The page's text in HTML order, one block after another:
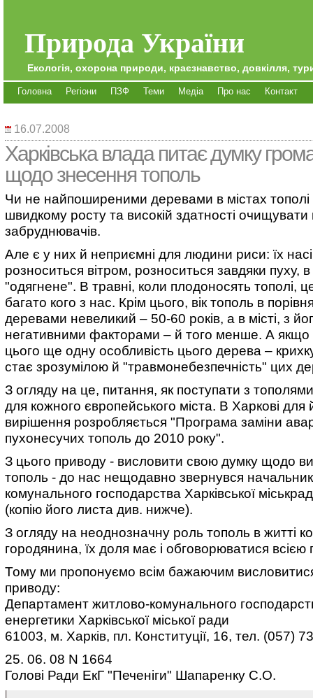
Природа України
Екологія, охорона природи, краєзнавство, довкілля,
Головна Регіони ПЗФ Теми Медіа Про нас Контакт
16.07.2008
Харківська влада питає думку
щодо знесення тополь
Чи не найпоширеними деревами в містах тополі
швидкому росту та високій здатності очищувати
забруднювачів.
Але є у них й неприємні для людини риси: їх
розноситься вітром, розноситься завдяки пуху,
"одягнене". В травні, коли плодоносять тополі,
багато кого з нас. Крім цього, вік тополь в
деревами невеликий – 50-60 років, а в місті, з
негативними факторами – й того менше. А якщо
цього ще одну особливість цього дерева –
стає зрозумілою й "травмонебезпечність" цих
З огляду на це, питання, як поступати з
для кожного європейського міста. В Харкові для
вирішення розробляється "Програма заміни
пухонесучих тополь до 2010 року".
З цього приводу - висловити свою думку щодо
тополь - до нас нещодавно звернувся
комунального господарства Харківської
(копію його листа див. нижче).
З огляду на неоднозначну роль тополь в житті
городянина, їх доля має і обговорюватися
Тому ми пропонуємо всім бажаючим
приводу:
Департамент житлово-комунального
енергетики Харківської міської ради
61003, м. Харків, пл. Конституції, 16, тел. (057)
25. 06. 08 N 1664
Голові Ради ЕкГ "Печеніги" Шапаренку С.О.